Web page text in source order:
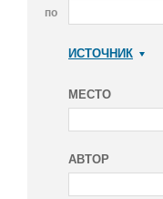
по
ИСТОЧНИК
МЕСТО
АВТОР